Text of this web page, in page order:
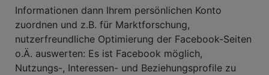
Informationen dann Ihrem persönlichen Konto
zuordnen und z.B. für Marktforschung,
nutzerfreundliche Optimierung der Facebook-Seiten
o.Ä. auswerten: Es ist Facebook möglich,
Nutzungs-, Interessen- und Beziehungsprofile zu